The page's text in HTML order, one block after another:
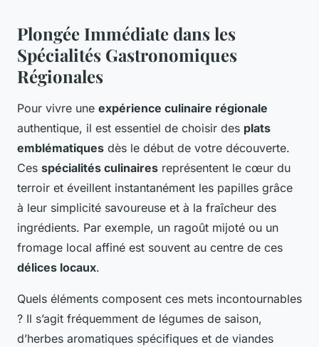
Plongée Immédiate dans les
Spécialités Gastronomiques
Régionales
Pour vivre une expérience culinaire régionale
authentique, il est essentiel de choisir des plats
emblématiques dès le début de votre découverte.
Ces spécialités culinaires représentent le cœur du
terroir et éveillent instantanément les papilles grâce
à leur simplicité savoureuse et à la fraîcheur des
ingrédients. Par exemple, un ragoût mijoté ou un
fromage local affiné est souvent au centre de ces
délices locaux.
Quels éléments composent ces mets incontournables
? Il s’agit fréquemment de légumes de saison,
d’herbes aromatiques spécifiques et de viandes